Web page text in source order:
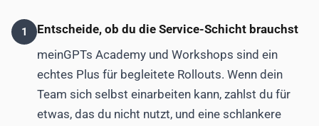
1
Entscheide, ob du die Service-Schicht brauchst
meinGPTs Academy und Workshops sind ein
echtes Plus für begleitete Rollouts. Wenn dein
Team sich selbst einarbeiten kann, zahlst du für
etwas, das du nicht nutzt, und eine schlankere